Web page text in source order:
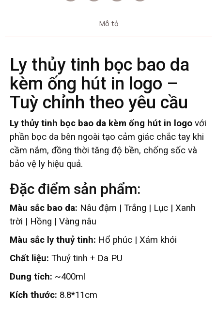
Mô tả
Ly thủy tinh bọc bao da
kèm ống hút in logo –
Tuỳ chỉnh theo yêu cầu
Ly thủy tinh bọc bao da kèm ống hút in logo với
phần bọc da bên ngoài tạo cảm giác chắc tay khi
cầm nắm, đồng thời tăng độ bền, chống sốc và
bảo vệ ly hiệu quả.
Đặc điểm sản phẩm:
Màu sắc bao da: Nâu đậm | Trắng | Lục | Xanh
trời | Hồng | Vàng nâu
Màu sắc ly thuỷ tinh: Hổ phúc | Xám khói
Chất liệu: Thuỷ tinh + Da PU
Dung tích: ~400ml
Kích thước: 8.8*11cm